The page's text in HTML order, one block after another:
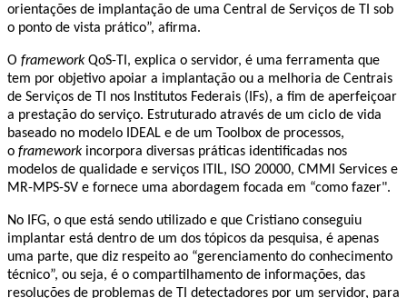
orientações de implantação de uma Central de Serviços de TI sob
o ponto de vista prático”, afirma.
O frameworkQoS-TI, explica o servidor, é uma ferramenta que
tem por objetivo apoiar a implantação ou a melhoria de Centrais
de Serviços de TI nos Institutos Federais (IFs), a fim de aperfeiçoar
a prestação do serviço. Estruturado através de um ciclo de vida
baseado no modelo IDEAL e de um Toolbox de processos,
o framework incorpora diversas práticas identificadas nos
modelos de qualidade e serviços ITIL, ISO 20000, CMMI Services e
MR-MPS-SV e fornece uma abordagem focada em “como fazer".
No IFG, o que está sendo utilizado e que Cristiano conseguiu
implantar está dentro de um dos tópicos da pesquisa, é apenas
uma parte, que diz respeito ao “gerenciamento do conhecimento
técnico”, ou seja, é o compartilhamento de informações, das
resoluções de problemas de TI detectadores por um servidor, para